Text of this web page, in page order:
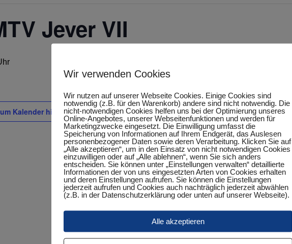
Jever VII
Kalender hinzufügen DETAILS
Datum:
April 5, 2024
Zeit:
20:15 Uhr - 22:15 Uhr
Wir verwenden Cookies
Wir nutzen auf unserer Webseite Cookies. Einige Cookies sind
notwendig (z.B. für den Warenkorb) andere sind nicht notwendig. Die
nicht-notwendigen Cookies helfen uns bei der Optimierung unseres
Online-Angebotes, unserer Webseitenfunktionen und werden für
Marketingzwecke eingesetzt. Die Einwilligung umfasst die
Speicherung von Informationen auf Ihrem Endgerät, das Auslesen
personenbezogener Daten sowie deren Verarbeitung. Klicken Sie auf
„Alle akzeptieren“, um in den Einsatz von nicht notwendigen Cookies
einzuwilligen oder auf „Alle ablehnen“, wenn Sie sich anders
entscheiden. Sie können unter „Einstellungen verwalten“ detaillierte
Informationen der von uns eingesetzten Arten von Cookies erhalten
und deren Einstellungen aufrufen. Sie können die Einstellungen
jederzeit aufrufen und Cookies auch nachträglich jederzeit abwählen
(z.B. in der Datenschutzerklärung oder unten auf unserer Webseite).
Alle akzeptieren